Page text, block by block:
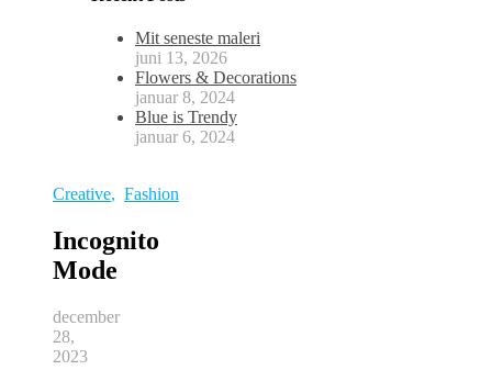
Mit seneste maleri
juni 13, 2026
Flowers & Decorations
januar 8, 2024
Blue is Trendy
januar 6, 2024
Creative, Fashion
Incognito
Mode
december
28,
2023